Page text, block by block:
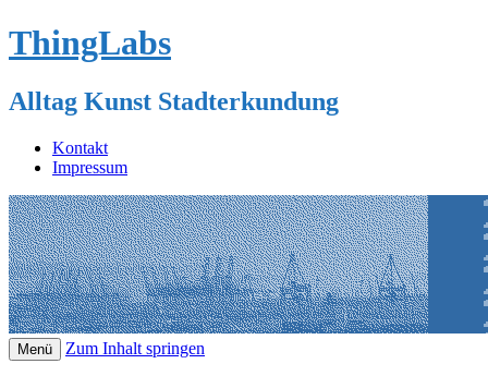
ThingLabs
Alltag Kunst Stadterkundung
Kontakt
Impressum
Menü Zum Inhalt springen